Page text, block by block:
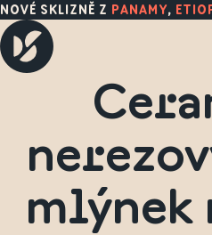
NOVÉ SKLIZNĚ Z PANAMY,
mlýnek